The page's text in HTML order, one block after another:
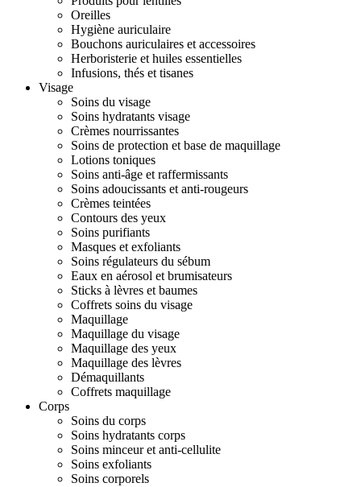
Oreilles
Hygiène auriculaire
Bouchons auriculaires et accessoires
Herboristerie et huiles essentielles
Infusions, thés et tisanes
Visage
Soins du visage
Soins hydratants visage
Crèmes nourrissantes
Soins de protection et base de maquillage
Lotions toniques
Soins anti-âge et raffermissants
Soins adoucissants et anti-rougeurs
Crèmes teintées
Contours des yeux
Soins purifiants
Masques et exfoliants
Soins régulateurs du sébum
Eaux en aérosol et brumisateurs
Sticks à lèvres et baumes
Coffrets soins du visage
Maquillage
Maquillage du visage
Maquillage des yeux
Maquillage des lèvres
Démaquillants
Coffrets maquillage
Corps
Soins du corps
Soins hydratants corps
Soins minceur et anti-cellulite
Soins exfoliants
Soins corporels